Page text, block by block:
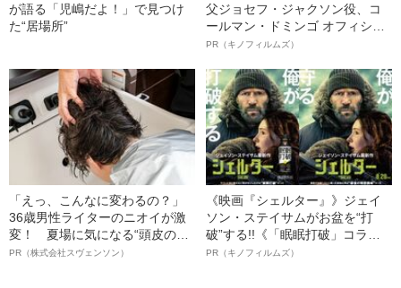
が語る「児嶋だよ！」で見つけ
た“居場所”
父ジョセフ・ジャクソン役、コ
ールマン・ドミンゴ オフィシャ
ルインタビュー“観客を魅了した
語る”《日本興収70億円突破》
PR（キノフィルムズ）
「えっ、こんなに変わるの？」
36歳男性ライターのニオイが激
変！ 夏場に気になる“頭皮のニ
オイ”や“ベタつき”を解消す
PR（株式会社スヴェンソン）
《映画『シェルター』》ジェイ
ソン・ステイサムがお盆を“打
破”する!!《「眠眠打破」コラ
ボ》
PR（キノフィルムズ）